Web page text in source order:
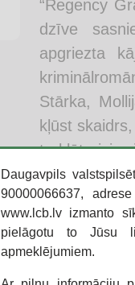
“Regency
dzīve
apgriezta
Stārka,
kļūst
turklāt visi
nāve
saprot, ka
vainīgo,
Pasūti grāmatu:
Daugavpils
90000066637,
www.lcb.lv izmanto
pielāgotu to Jūsu
apmeklējumiem.